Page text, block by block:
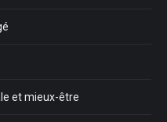
et mieux-être